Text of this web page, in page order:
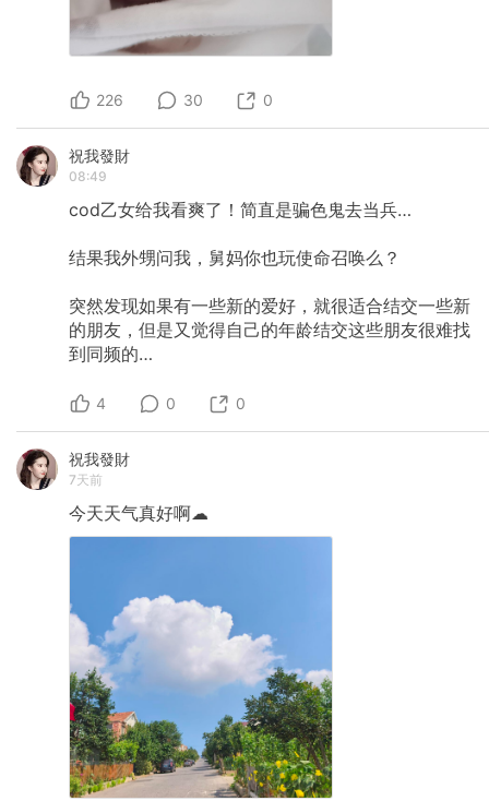
226 30 0
祝我發財
08:49
cod乙女给我看爽了！简直是骗色鬼去当兵…
结果我外甥问我，舅妈你也玩使命召唤么？
突然发现如果有一些新的爱好，就很适合结交一些新
的朋友，但是又觉得自己的年龄结交这些朋友很难找
到同频的…
4 0 0
祝我發財
7天前
今天天气真好啊☁